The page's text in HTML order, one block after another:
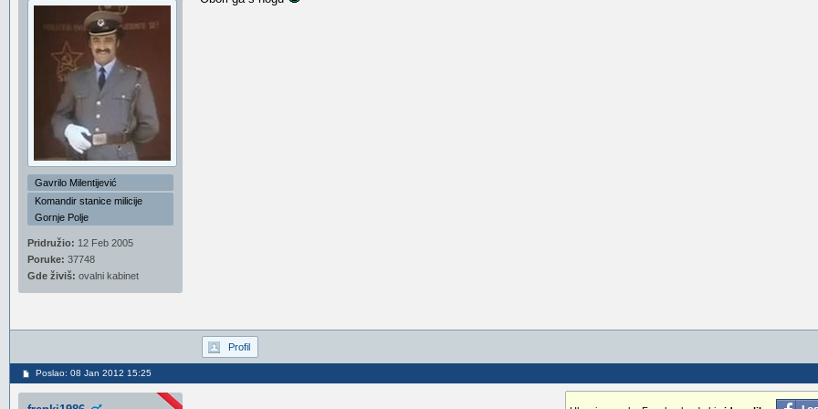
Gavrilo Milentijević
Komandir stanice milicije
Gornje Polje
Pridružio: 12 Feb 2005
Poruke: 37748
Gde živiš: ovalni kabinet
Profil
Poslao: 08 Jan 2012 15:25